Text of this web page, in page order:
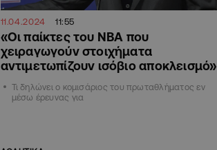
11.04.2024 11:55
«Οι παίκτες του NBA που
χειραγωγούν στοιχήματα
αντιμετωπίζουν ισόβιο αποκλεισμό»
Τι δηλώνει ο κομισάριος του πρωταθλήματος εν
μέσω έρευνας για